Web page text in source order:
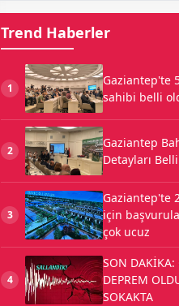
Trend Haberler
1
Gaziantep'te
sahibi belli
2
Gaziantep
Detayları
3
Gaziantep'te
için
çok ucuz
4
SON DAKİKA:
DEPREM
SOKAKTA